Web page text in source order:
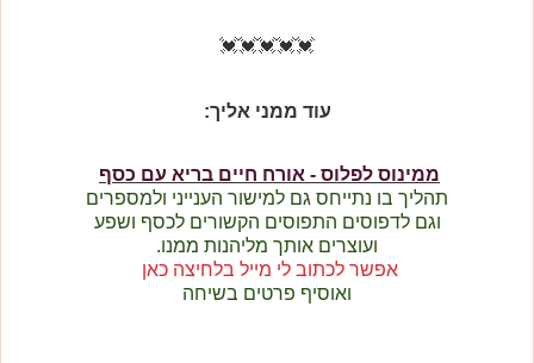
💓💓💓💓💓
עוד ממני אליך:
ממינוס לפלוס - אורח חיים בריא עם כסף
תהליך בו נתייחס גם למישור הענייני ולמספרים
וגם לדפוסים התפוסים הקשורים לכסף ושפע
ועוצרים אותך מליהנות ממנו.
אפשר לכתוב לי מייל בלחיצה כאן
ואוסיף פרטים בשיחה